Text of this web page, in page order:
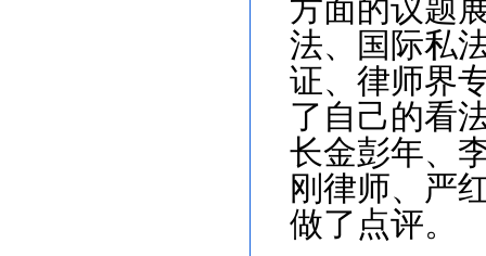
方面的议题
法、国际私
证、律师界
了自己的看
长金彭年、
刚律师、严
做了点评。